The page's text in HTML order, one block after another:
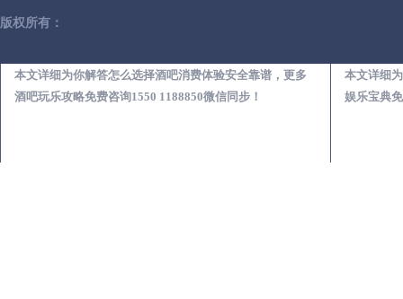
本文详细为你解答怎么选择酒吧消费体验安全靠谱，更多
酒吧玩乐攻略免费咨询1550 1188850微信同步！
本文详细
娱乐宝典
版权所有：